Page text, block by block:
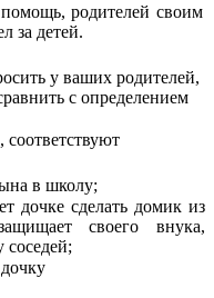
родителей своим
за детей.
у ваших родителей,
с определением
в школу;
дочке сделать домик из
своего внука,